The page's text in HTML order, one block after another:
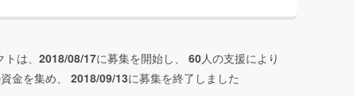
は、 2018/08/17に募集を開始し、 60人の支援により
金を集め、 2018/09/13に募集を終了しました